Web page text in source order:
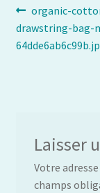
de
Article
précédent :
organic-
drawstring-bag-
Laisser
Votre
champs